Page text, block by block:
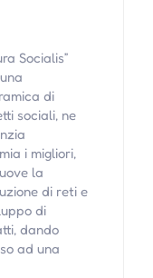
Socialis”
di
sociali, ne
i migliori,
la
di reti e
di
dando
ad una